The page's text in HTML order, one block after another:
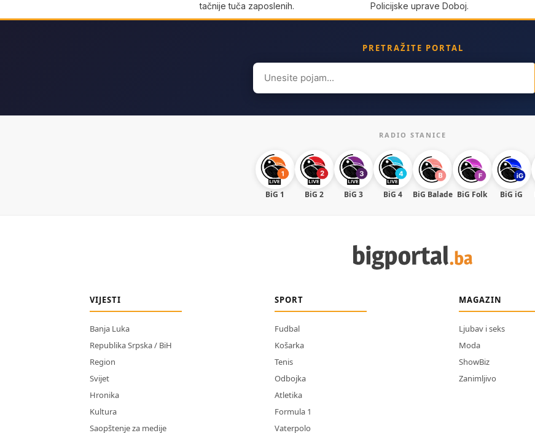
tačnije tuča zaposlenih.
Policijske uprave Doboj.
PRETRAŽITE PORTAL
Search
for:
RADIO STANICE
BiG 1 BiG 2 BiG 3 BiG 4 BiG Balade BiG Folk BiG iG
VIJESTI
Banja Luka
Republika Srpska / BiH
Region
Svijet
Hronika
Kultura
Saopštenje za medije
SPORT
Fudbal
Košarka
Tenis
Odbojka
Atletika
Formula 1
Vaterpolo
MAGAZIN
Ljubav i seks
Moda
ShowBiz
Zanimljivo